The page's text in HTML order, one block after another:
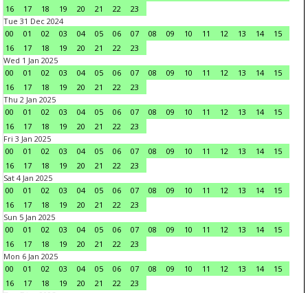
16
17 18 19 20 21 22
23
Tue 31 Dec 2024
00
01 02 03 04 05 06 07 08 09 10 11 12 13 14
15
16
17 18 19 20 21 22
23
Wed 1 Jan 2025
00
01 02 03 04 05 06 07 08 09 10 11 12 13 14
15
16
17 18 19 20 21 22
23
Thu 2 Jan 2025
00
01 02 03 04 05 06 07 08 09 10 11 12 13 14
15
16
17 18 19 20 21 22
23
Fri 3 Jan 2025
00
01 02 03 04 05 06 07 08 09 10 11 12 13 14
15
16
17 18 19 20 21 22
23
Sat 4 Jan 2025
00
01 02 03 04 05 06 07 08 09 10 11 12 13 14
15
16
17 18 19 20 21 22
23
Sun 5 Jan 2025
00
01 02 03 04 05 06 07 08 09 10 11 12 13 14
15
16
17 18 19 20 21 22
23
Mon 6 Jan 2025
00
01 02 03 04 05 06 07 08 09 10 11 12 13 14
15
16
17 18 19 20 21 22
23